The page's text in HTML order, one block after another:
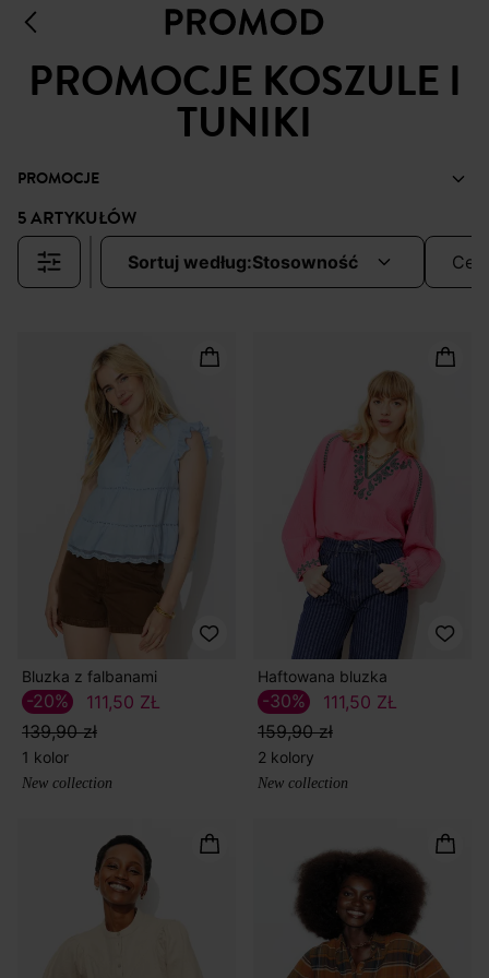
PROMOCJE KOSZULE I
TUNIKI
PROMOCJE
5 ARTYKUŁÓW
sortuj według: stosowność
Bluzka z falbanami
111,50 ZŁ
139,90 zł
-20%
1 kolor
New collection
Haftowana bluzka
111,50 ZŁ
159,90 zł
-30%
2 kolory
New collection